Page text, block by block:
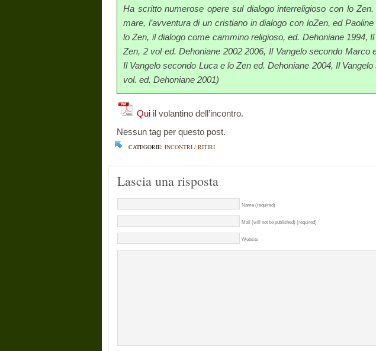
Ha scritto numerose opere sul dialogo interreligioso con lo
mare, l’avventura di un cristiano in dialogo con loZen, ed
lo Zen, il dialogo come cammino religioso, ed. Dehoniane 1994,
Zen, 2 vol ed. Dehoniane 2002 2006, Il Vangelo secondo Marco
Il Vangelo secondo Luca e lo Zen ed. Dehoniane 2004, Il
vol. ed. Dehoniane 2001)
Qui il volantino dell’incontro.
Nessun tag per questo post.
CATEGORIE: INCONTRI / RITIRI
Lascia una risposta
Name (required)
Mail (will not be published) (required)
Website